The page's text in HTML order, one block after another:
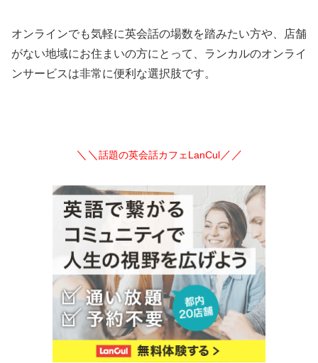
オンラインでも気軽に英会話の場数を踏みたい方や、店舗
がない地域にお住まいの方にとって、ランカルのオンライ
ンサービスは非常に便利な選択肢です。
＼＼ 話題の英会話カフェLanCul／／